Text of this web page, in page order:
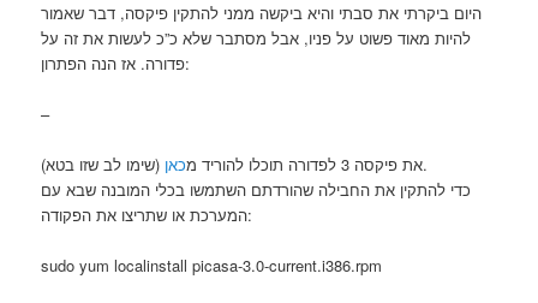
היום ביקרתי את סבתי והיא ביקשה ממני להתקין פיקסה, דבר שאמור
להיות מאוד פשוט על פניו, אבל מסתבר שלא כ”כ לעשות את זה על
פדורה. אז הנה הפתרון:
–
את פיקסה 3 לפדורה תוכלו להוריד מ כאן
(שימו לב שזו בטא).
כדי להתקין את החבילה שהורדתם השתמשו בכלי המובנה שבא עם
המערכת או שתריצו את הפקודה:
sudo yum localinstall picasa-3.0-current.i386.rpm